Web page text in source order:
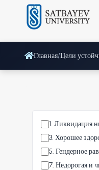
Главная/Цели
1. Ликвидация
3. Хорошее
5. Гендерное
7. Недорогая и